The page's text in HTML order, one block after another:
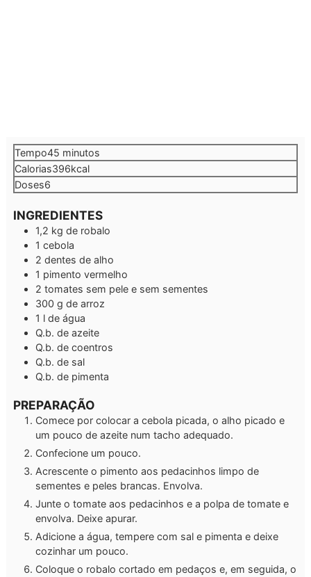
Tempo45 minutos
minutos
Calorias396kcal
Doses6
INGREDIENTES
1,2 kg de robalo
1 cebola
2 dentes de alho
1 pimento vermelho
2 tomates sem pele e sem sementes
300 g de arroz
1 l de água
Q.b. de azeite
Q.b. de coentros
Q.b. de sal
Q.b. de pimenta
PREPARAÇÃO
Comece por colocar a cebola picada, o alho picado e
um pouco de azeite num tacho adequado.
Confecione um pouco.
Acrescente o pimento aos pedacinhos limpo de
sementes e peles brancas. Envolva.
Junte o tomate aos pedacinhos e a polpa de tomate e
envolva. Deixe apurar.
Adicione a água, tempere com sal e pimenta e deixe
cozinhar um pouco.
Coloque o robalo cortado em pedaços e, em seguida, o